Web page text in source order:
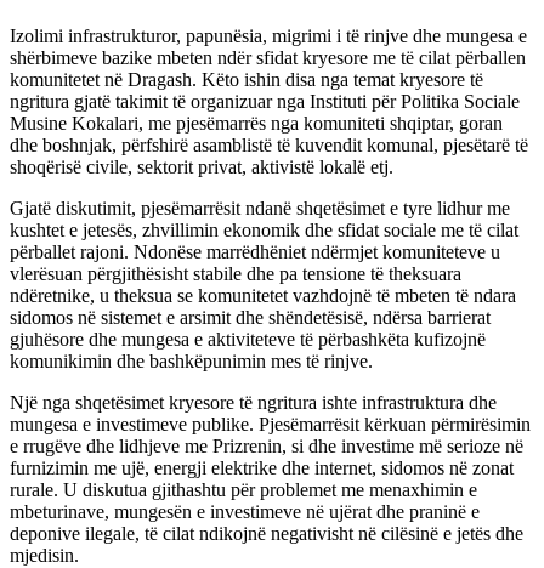
Izolimi infrastrukturor, papunësia, migrimi i të rinjve dhe mungesa e
shërbimeve bazike mbeten ndër sfidat kryesore me të cilat përballen
komunitetet në Dragash. Këto ishin disa nga temat kryesore të
ngritura gjatë takimit të organizuar nga Instituti për Politika Sociale
Musine Kokalari, me pjesëmarrës nga komuniteti shqiptar, goran
dhe boshnjak, përfshirë asamblistë të kuvendit komunal, pjesëtarë të
shoqërisë civile, sektorit privat, aktivistë lokalë etj.
Gjatë diskutimit, pjesëmarrësit ndanë shqetësimet e tyre lidhur me
kushtet e jetesës, zhvillimin ekonomik dhe sfidat sociale me të cilat
përballet rajoni. Ndonëse marrëdhëniet ndërmjet komuniteteve u
vlerësuan përgjithësisht stabile dhe pa tensione të theksuara
ndëretnike, u theksua se komunitetet vazhdojnë të mbeten të ndara
sidomos në sistemet e arsimit dhe shëndetësisë, ndërsa barrierat
gjuhësore dhe mungesa e aktiviteteve të përbashkëta kufizojnë
komunikimin dhe bashkëpunimin mes të rinjve.
Një nga shqetësimet kryesore të ngritura ishte infrastruktura dhe
mungesa e investimeve publike. Pjesëmarrësit kërkuan përmirësimin
e rrugëve dhe lidhjeve me Prizrenin, si dhe investime më serioze në
furnizimin me ujë, energji elektrike dhe internet, sidomos në zonat
rurale. U diskutua gjithashtu për problemet me menaxhimin e
mbeturinave, mungesën e investimeve në ujërat dhe praninë e
deponive ilegale, të cilat ndikojnë negativisht në cilësinë e jetës dhe
mjedisin.